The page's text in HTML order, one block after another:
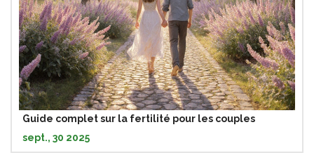
Guide complet sur la fertilité pour les couples
sept., 30 2025